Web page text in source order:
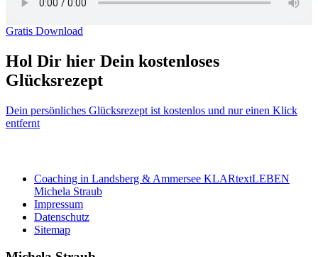
Gratis Download
Hol Dir hier Dein kostenloses
Glücksrezept
Dein persönliches Glücksrezept ist kostenlos und nur einen Klick
entfernt
Coaching in Landsberg & Ammersee KLARtextLEBEN
Michela Straub
Impressum
Datenschutz
Sitemap